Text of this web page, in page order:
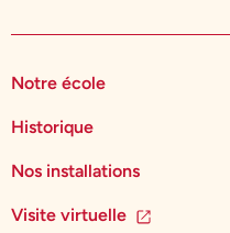
Notre école
Historique
Nos installations
Visite virtuelle